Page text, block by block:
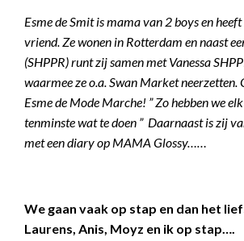
Esme de Smit is mama van 2 boys en
vriend. Ze wonen in Rotterdam en naast
(SHPPR) runt zij samen met Vanessa
waarmee ze o.a. Swan Market neerzetten.
Esme de Mode Marche! ” Zo hebben we
tenminste wat te doen ” Daarnaast is zij
met een diary op MAMA Glossy……
We gaan vaak op stap en dan het
Laurens, Anis, Moyz en ik op stap….